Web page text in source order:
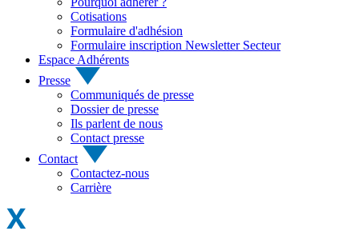
Cotisations
Formulaire d'adhésion
Formulaire inscription Newsletter Secteur
Espace Adhérents
Presse
Communiqués de presse
Dossier de presse
Ils parlent de nous
Contact presse
Contact
Contactez-nous
Carrière